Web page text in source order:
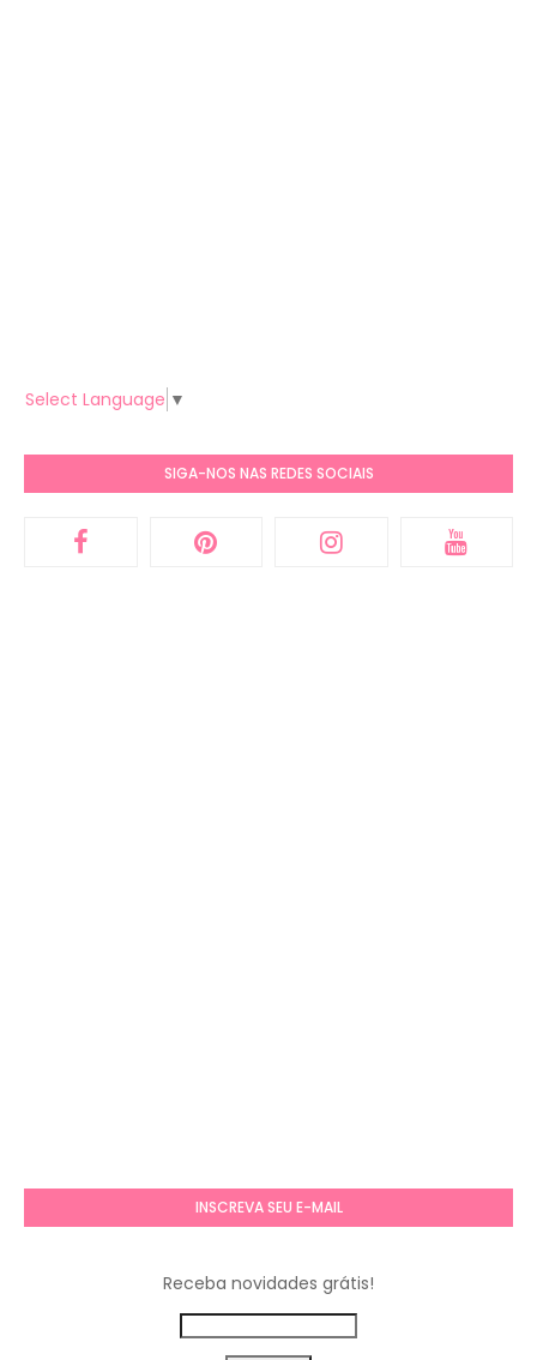
Select Language ▼
SIGA-NOS NAS REDES SOCIAIS
INSCREVA SEU E-MAIL
Receba novidades grátis!